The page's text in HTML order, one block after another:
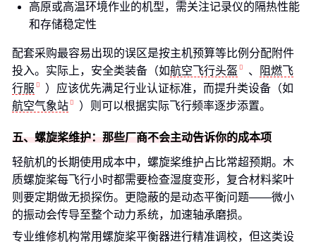
高原或高温环境作业的机型，需关注记录仪的隔热性能
和存储稳定性
配套采购最容易出现的误区是按主机预算等比例分配附件
投入。实际上，安全类装备（如航空飞行头盔 、
阻燃飞
行服
）应该优先满足行业认证标准，而提升类设备（如
航空气象站
）则可以根据实际飞行频率逐步添置。
五、螺旋桨维护：那些厂商不会主动告诉你的成本项
轻航机的长期使用成本中，螺旋桨维护占比常超预期。木
质螺旋桨每飞行小时都需要检查湿度变形，复合材料桨叶
则要定期做无损探伤。更隐蔽的是动态平衡问题——微小
的振动会传导至整个动力系统，加速轴承磨损。
专业维修机构常用螺旋桨平衡器进行精准调校，但这类设